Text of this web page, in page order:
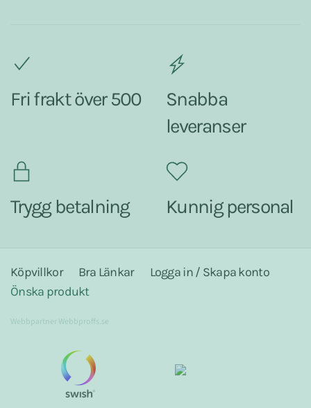
Fri frakt över 500
Snabba
leveranser
Trygg betalning Kunnig personal
Köpvillkor Bra Länkar
Logga in / Skapa konto
Önska produkt
WebbpartnerWebbproffs.se